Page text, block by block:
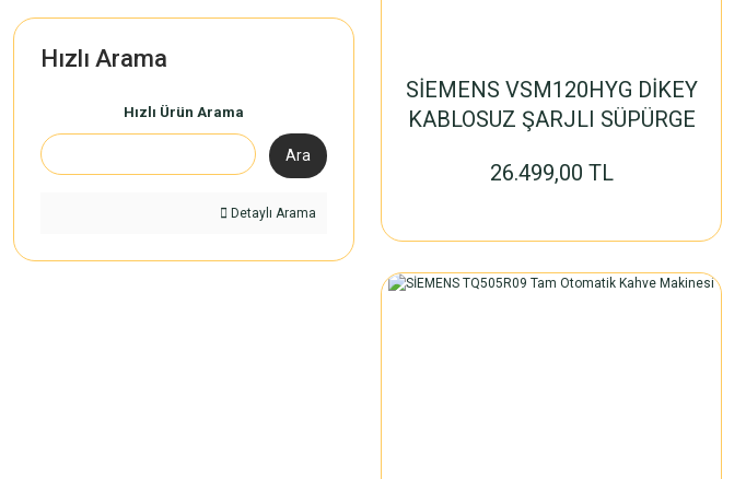
Hızlı Arama
Hızlı Ürün Arama
Ara
Detaylı Arama
SİEMENS VSM120HYG DİKEY
KABLOSUZ ŞARJLI SÜPÜRGE
26.499,00 TL